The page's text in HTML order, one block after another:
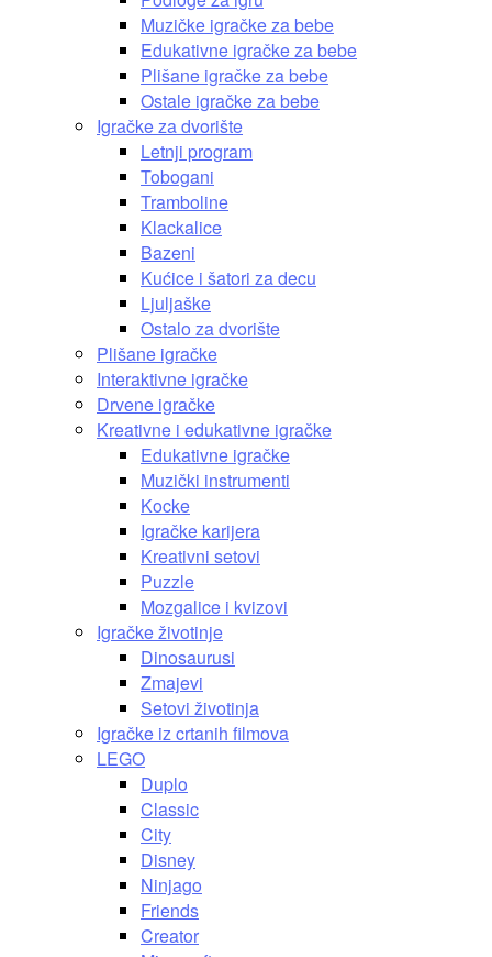
Muzičke igračke za bebe
Edukativne igračke za bebe
Plišane igračke za bebe
Ostale igračke za bebe
Igračke za dvorište
Letnji program
Tobogani
Tramboline
Klackalice
Bazeni
Kućice i šatori za decu
Ljuljaške
Ostalo za dvorište
Plišane igračke
Interaktivne igračke
Drvene igračke
Kreativne i edukativne igračke
Edukativne igračke
Muzički instrumenti
Kocke
Igračke karijera
Kreativni setovi
Puzzle
Mozgalice i kvizovi
Igračke životinje
Dinosaurusi
Zmajevi
Setovi životinja
Igračke iz crtanih filmova
LEGO
Duplo
Classic
City
Disney
Ninjago
Friends
Creator